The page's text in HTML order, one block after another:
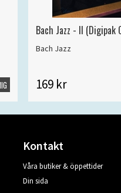
Bach Jazz - II (Digipak
Bach Jazz
169 kr
Kontakt
Våra butiker & öppettider
Din sida